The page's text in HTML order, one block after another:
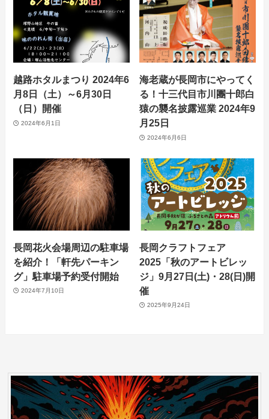
越路ホタルまつり 2024年6
月8日（土）～6月30日
（日）開催
2024年6月1日
海老蔵が長岡市にやってく
る！十三代目市川團十郎白
猿の襲名披露巡業 2024年9
月25日
2024年6月6日
長岡花火会場周辺の駐車場
を紹介！「軒先パーキン
グ」駐車場予約受付開始
2024年7月10日
長岡クラフトフェア
2025「秋のアートビレッ
ジ」9月27日(土)・28(日)開
催
2025年9月24日